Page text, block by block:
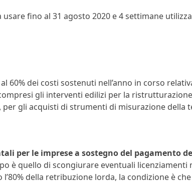
fino al 31 agosto 2020 e 4 settimane
60% dei costi sostenuti nell’anno in corso
gli interventi edilizi per la
gli acquisti di strumenti di misurazione della
per le imprese a sostegno del pagamento
è quello di scongiurare eventuali
della retribuzione lorda, la condizione è